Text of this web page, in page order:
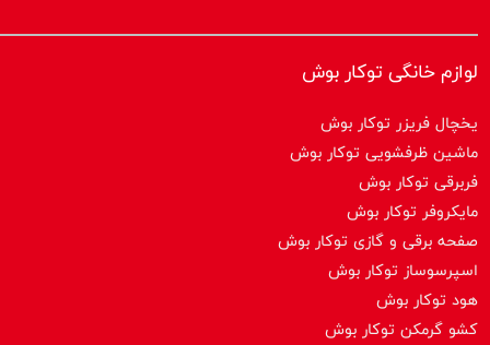
لوازم خانگی توکار بوش
یخچال فریزر توکار بوش
ماشین ظرفشویی توکار بوش
فربرقی توکار بوش
مایکروفر توکار بوش
صفحه برقی و گازی توکار بوش
اسپرسوساز توكار بوش
هود توکار بوش
کشو گرمکن توکار بوش